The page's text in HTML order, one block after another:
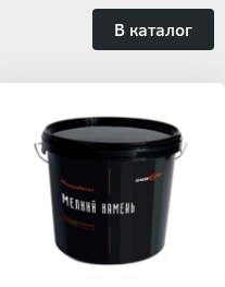
В каталог